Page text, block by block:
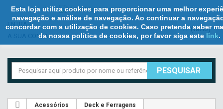
Esta loja utiliza cookies para proporcionar uma melhor
navegação e análise de navegação. Ao continuar a
concordar com a utilização de cookies. Caso pretenda saber
da nossa política de cookies, por favor siga este link.
(vazio)
ENTRAR
A SUA CONTA
PESQUISAR
Acessórios
Deck e Ferragens